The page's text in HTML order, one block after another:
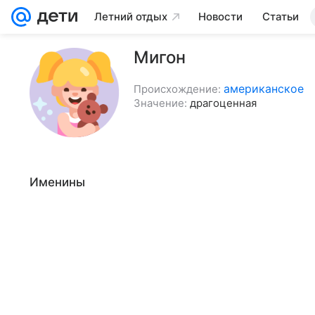
Летний отдых Новости Статьи
Мигон
Происхождение: американское
Значение: драгоценная
Именины